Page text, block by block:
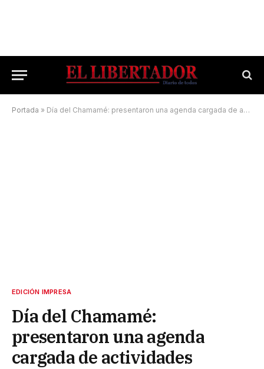
Portada » Día del Chamamé: presentaron una agenda cargada de actividades
EDICIÓN IMPRESA
Día del Chamamé:
presentaron una agenda
cargada de actividades